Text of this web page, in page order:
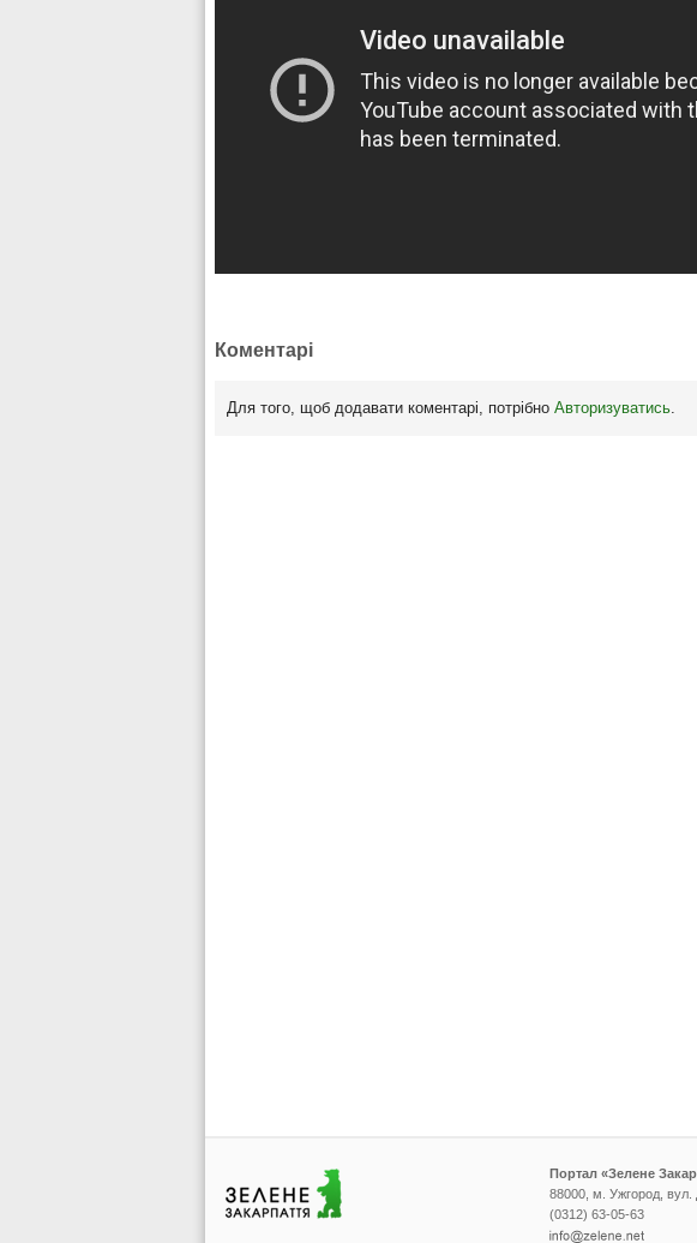
Коментарі
Для того, щоб додавати коментарі, потрібноАвторизуватись.
Портал «Зелене
88000, м. Ужгород, вул.
(0312) 63-05-63